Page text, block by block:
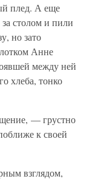
плед. А еще
столом и пили
но зато
Анне
между ней
хлеба, тонко
— грустно
к своей
взглядом,